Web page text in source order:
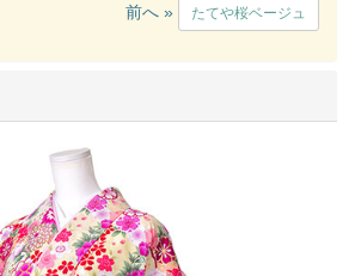
前へ » たてや桜ベージュ